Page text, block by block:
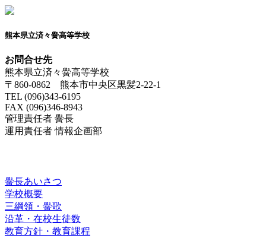
熊本県立済々黌高等学校
お問合せ先
熊本県立済々黌高等学校
〒860-0862 熊本市中央区黒髪2-22-1
TEL (096)343-6195
FAX (096)346-8943
管理責任者 黌長
運用責任者 情報企画部
黌長あいさつ
学校概要
三綱領・黌歌
沿革・在校生徒数
教育方針・教育課程